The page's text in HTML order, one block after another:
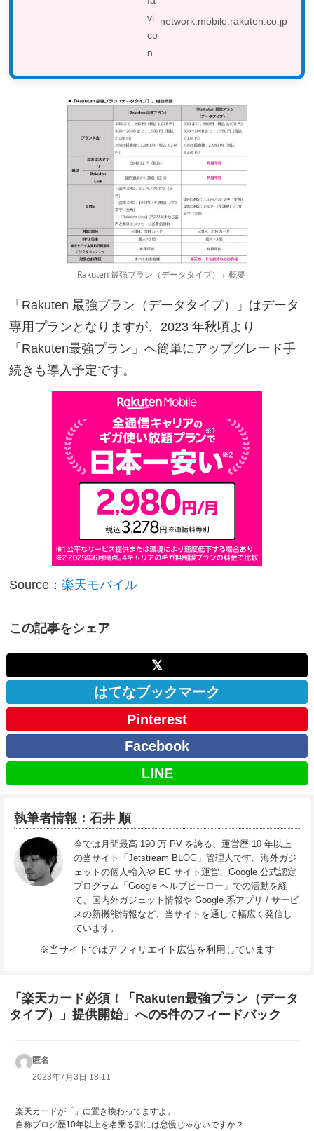
network.mobile.rakuten.co.jp
「Rakuten 最強プラン（データタイプ）」概要
「Rakuten 最強プラン（データタイプ）」はデータ
専用プランとなりますが、2023 年秋頃より
「Rakuten最強プラン」へ簡単にアップグレード手
続きも導入予定です。
Source：楽天モバイル
この記事をシェア
𝕏
はてなブックマーク
Pinterest
Facebook
LINE
執筆者情報：石井 順
今では月間最高 190 万 PV を誇る、運営歴 10 年以上
の当サイト「Jetstream BLOG」管理人です。海外ガジ
ェットの個人輸入や EC サイト運営、Google 公式認定
プログラム「Google ヘルプヒーロー」での活動を経
て、国内外ガジェット情報や Google 系アプリ / サービ
スの新機能情報など、当サイトを通して幅広く発信し
ています。
※当サイトではアフィリエイト広告を利用しています
「楽天カード必須！「Rakuten最強プラン（データ
タイプ）」提供開始」への5件のフィードバック
匿名
り:
2023年7月3日 18:11
楽天カードが「」に置き換わってますよ。
自称ブログ歴10年以上を名乗る割には怠慢じゃないですか？